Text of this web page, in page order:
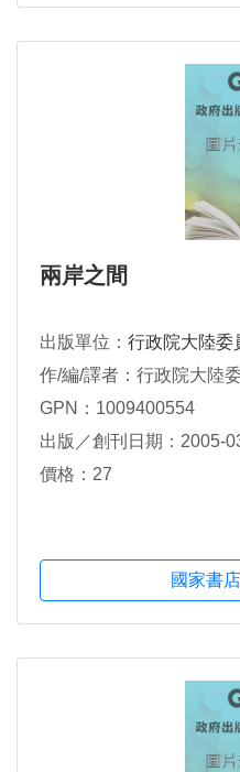
兩岸之間
出版單位： 行政院大陸委
作/編/譯者：行政院大陸
GPN：1009400554
出版／創刊日期：2005-
價格：27
國家書